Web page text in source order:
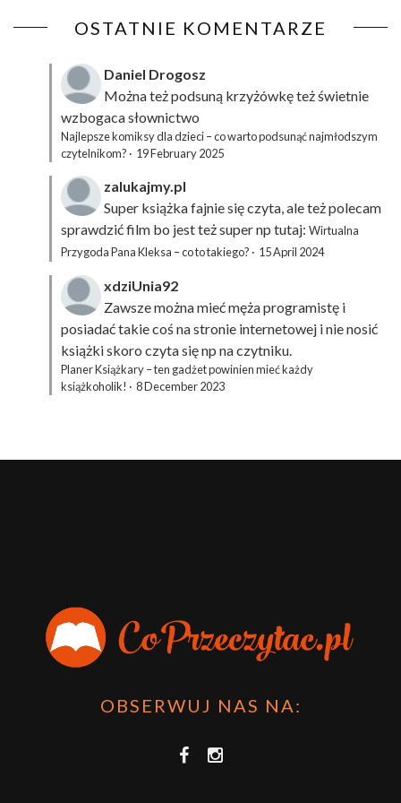
OSTATNIE KOMENTARZE
Daniel Drogosz
Można też podsuną krzyżówkęteż świetnie
wzbogaca słownictwo
Najlepsze komiksy dla dzieci – co warto podsunąć najmłodszym
czytelnikom? · 19 February 2025
zalukajmy.pl
Super książka fajnie się czyta, ale też polecam
sprawdzić film bo jest też super np tutaj: Wirtualna
Przygoda Pana Kleksa – co to takiego? · 15 April 2024
xdziUnia92
Zawsze można mieć męża programistę i
posiadać takie coś na stronie internetowej i nie nosić
książki skoro czyta się np na czytniku.
Planer Książkary – ten gadżet powinien mieć każdy
książkoholik! · 8 December 2023
OBSERWUJ NAS NA: